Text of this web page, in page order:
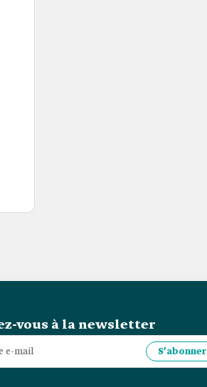
vous à la newsletter
S’abonner